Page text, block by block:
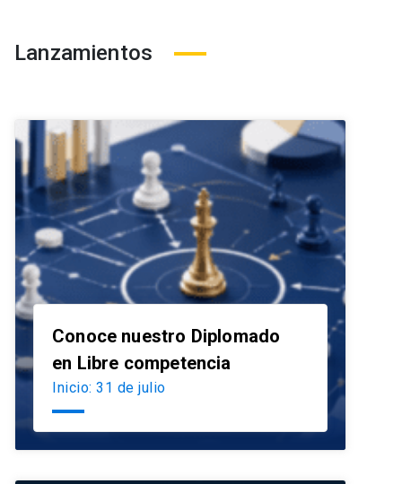
Lanzamientos
Conoce nuestro Diplomado
en Libre competencia
Inicio: 31 de julio